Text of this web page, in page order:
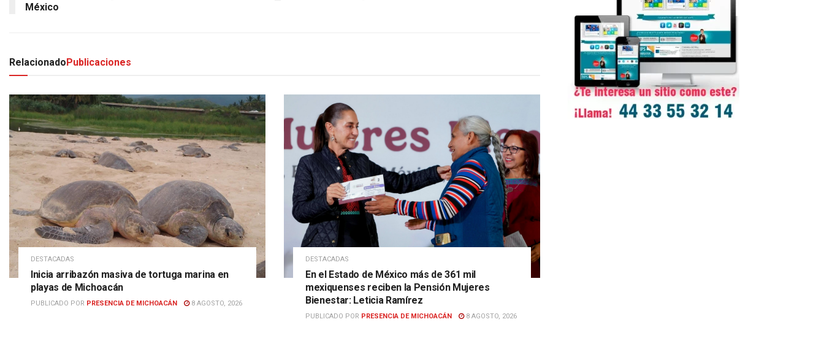
México
RelacionadoPublicaciones
DESTACADAS
Inicia arribazón masiva de tortuga marina en
playas de Michoacán
PUBLICADO POR PRESENCIA DE MICHOACÁN 8 AGOSTO, 2026
DESTACADAS
En el Estado de México más de 361 mil
mexiquenses reciben la Pensión Mujeres
Bienestar: Leticia Ramírez
PUBLICADO POR PRESENCIA DE MICHOACÁN 8 AGOSTO, 2026